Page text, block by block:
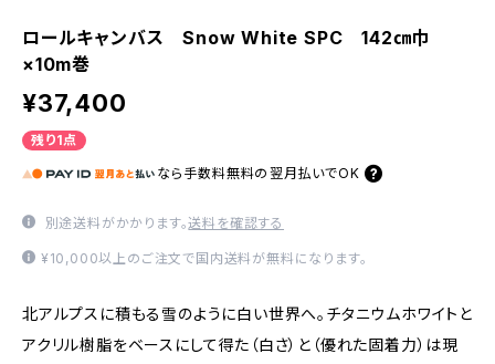
ロールキャンバス Snow White SPC 142㎝巾
×10m巻
¥37,400
残り1点
なら 手数料無料の 翌月払いでOK
別途送料がかかります。送料を確認する
¥10,000以上のご注文で国内送料が無料になります。
北アルプスに積もる雪のように白い世界へ。チタニウムホワイトと
アクリル樹脂をベースにして得た（白さ）と（優れた固着力）は現